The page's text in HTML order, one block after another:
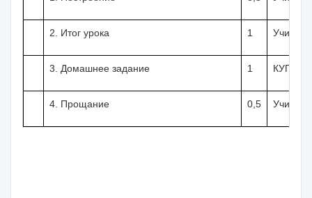
2. Итог урока 1 Учитель
3. Домашнее задание 1 КУГ № 2
4. Прощание 0,5 Учитель